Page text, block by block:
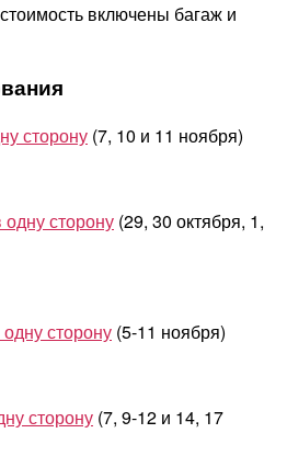
включены багаж и
сторону (7, 10 и 11 ноября)
сторону (29, 30 октября, 1,
сторону (5-11 ноября)
сторону (7, 9-12 и 14, 17